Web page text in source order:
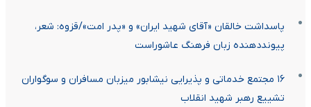
پاسداشت خالقان «آقای شهید ایران» و «پدر امت»/قزوه: شعر،
پیونددهنده زبان فرهنگ عاشوراست
۱۶ مجتمع خدماتی و پذیرایی نیشابور میزبان مسافران و سوگواران
تشییع رهبر شهید انقلاب